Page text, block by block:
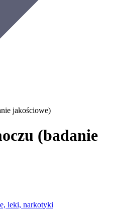
jakościowe)
(badanie
leki, narkotyki